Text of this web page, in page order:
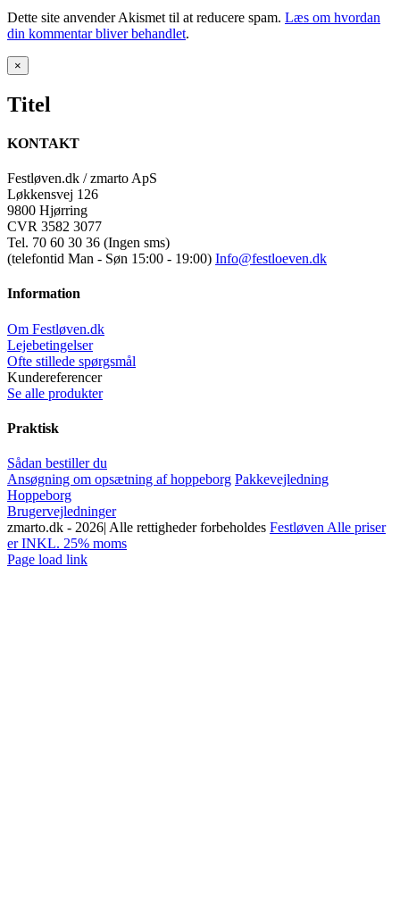
Dette site anvender Akismet til at reducere spam. Læs om hvordan
din kommentar bliver behandlet.
Close
product
view
×
Titel
KONTAKT
Festløven.dk / zmarto ApS
Løkkensvej 126
9800 Hjørring
CVR 3582 3077
Tel. 70 60 30 36 (Ingen sms)
(telefontid Man - Søn 15:00 - 19:00) Info@festloeven.dk
Information
Om Festløven.dk
Lejebetingelser
Ofte stillede spørgsmål
Kundereferencer
Se alle produkter
Praktisk
Sådan bestiller du
Ansøgning om opsætning af hoppeborg Pakkevejledning
Hoppeborg
Brugervejledninger
zmarto.dk - 2026| Alle rettigheder forbeholdes Festløven Alle priser
er INKL. 25% moms
Facebook
Instagram
YouTube
Page load link